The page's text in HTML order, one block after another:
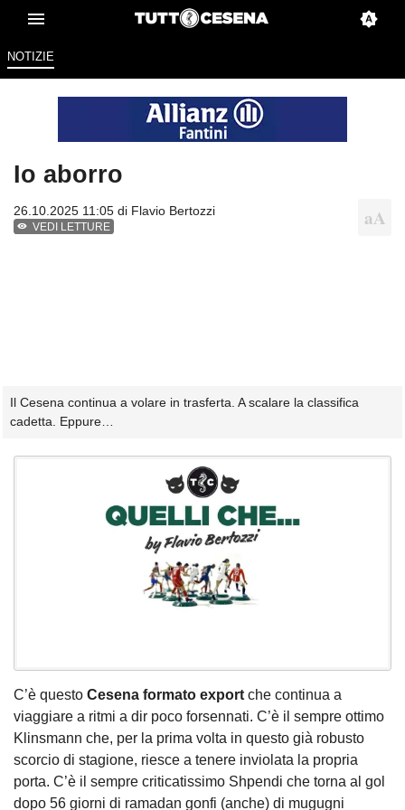
NOTIZIE
Io aborro
26.10.2025 11:05 di Flavio Bertozzi
VEDI LETTURE
Il Cesena continua a volare in trasferta. A scalare la classifica
cadetta. Eppure…
C’è questo Cesena formato export che continua a
viaggiare a ritmi a dir poco forsennati. C’è il sempre ottimo
Klinsmann che, per la prima volta in questo già robusto
scorcio di stagione, riesce a tenere inviolata la propria
porta. C’è il sempre criticatissimo Shpendi che torna al gol
dopo 56 giorni di ramadan gonfi (anche) di mugugni